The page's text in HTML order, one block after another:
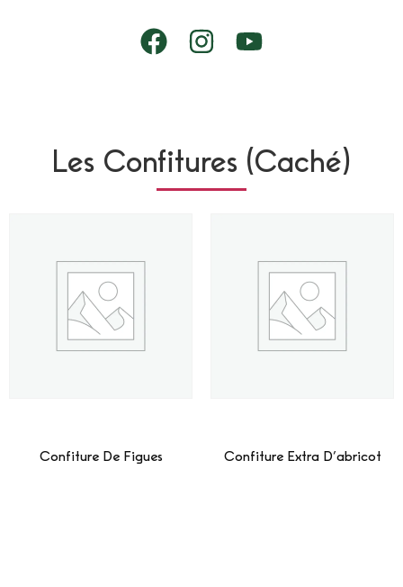
Les Confitures (Caché)
Confiture De Figues Confiture Extra D’abricot